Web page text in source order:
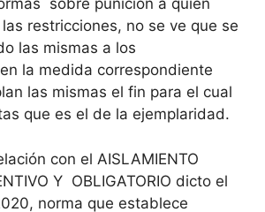
sobre punición a quien
restricciones, no se ve que se
las mismas a los
la medida correspondiente
las mismas el fin para el cual
que es el de la ejemplaridad.
con el AISLAMIENTO
Y OBLIGATORIO dicto el
norma que establece